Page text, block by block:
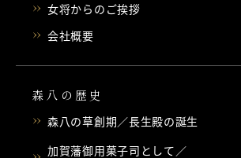
女将からのご挨拶
会社概要
森八の歴史
森八の草創期／長生殿の誕生
加賀藩御用菓子司として／